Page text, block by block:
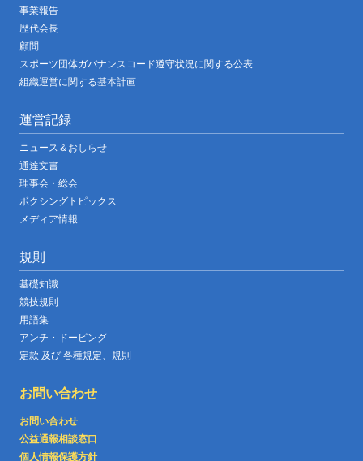
事業報告
歴代会長
顧問
スポーツ団体ガバナンスコード遵守状況に関する公表
組織運営に関する基本計画
運営記録
ニュース＆おしらせ
通達文書
理事会・総会
ボクシングトピックス
メディア情報
規則
基礎知識
競技規則
用語集
アンチ・ドーピング
定款 及び 各種規定、規則
お問い合わせ
お問い合わせ
公益通報相談窓口
個人情報保護方針